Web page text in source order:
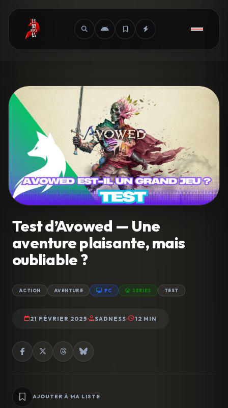
Test d’Avowed — Une
aventure plaisante, mais
oubliable ?
ACTION AVENTURE PC SERIES TEST
21 FÉVRIER 2025 SADNESS 12 MIN
AJOUTER À MA LISTE